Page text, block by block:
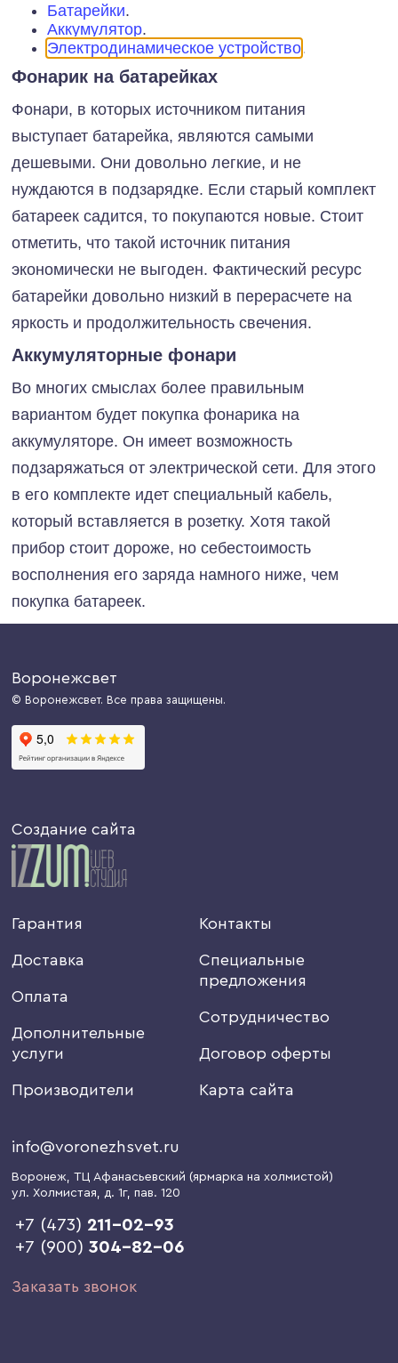
Батарейки.
Аккумулятор.
Электродинамическое устройство.
Фонарик на батарейках
Фонари, в которых источником питания
выступает батарейка, являются самыми
дешевыми. Они довольно легкие, и не
нуждаются в подзарядке. Если старый комплект
батареек садится, то покупаются новые. Стоит
отметить, что такой источник питания
экономически не выгоден. Фактический ресурс
батарейки довольно низкий в перерасчете на
яркость и продолжительность свечения.
Аккумуляторные фонари
Во многих смыслах более правильным
вариантом будет покупка фонарика на
аккумуляторе. Он имеет возможность
подзаряжаться от электрической сети. Для этого
в его комплекте идет специальный кабель,
который вставляется в розетку. Хотя такой
прибор стоит дороже, но себестоимость
восполнения его заряда намного ниже, чем
покупка батареек.
Воронежсвет
© Воронежсвет. Все права защищены.
Создание сайта
Гарантия
Доставка
Оплата
Дополнительные
услуги
Производители
Контакты
Специальные
предложения
Сотрудничество
Договор оферты
Карта сайта
info@voronezhsvet.ru
Воронеж
, ТЦ Афанасьевский (ярмарка на холмистой)
ул. Холмистая, д. 1г, пав. 120
+7 (473) 211-02-93
+7 (900)304-82-06
Заказать звонок